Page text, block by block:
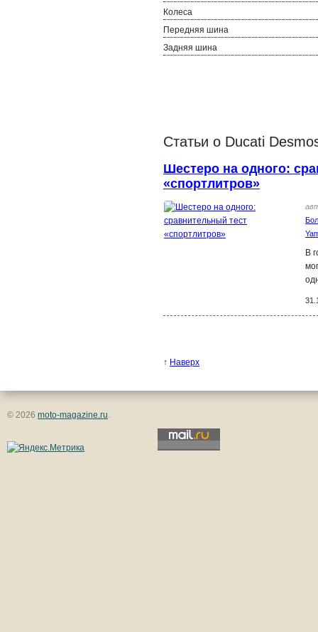
Колеса
Передняя шина
Задняя шина
Статьи о Ducati
Шестеро на одного:
«спортлитров»
В
↑ Наверх
© 2026 moto-magazine.ru